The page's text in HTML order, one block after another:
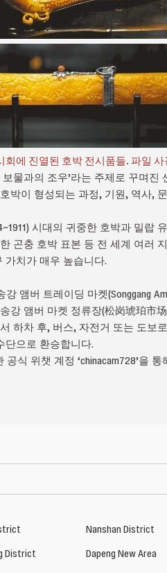
회에 진열된 호박 전시품들. 파일 사
물과의 조우’라는 주제로 꾸며진
박이 형성되는 과정, 기원, 역사,
시대의 귀중한 호박과 밀랍
곤충 호박 표본 등 전 세계 여러
가치가 매우 높습니다.
앰버 트레이딩 마켓(Songgang
강 앰버 마켓 정류장(松岗琥珀市
하차 후, 버스, 자전거 또는 도보
단으로 환승합니다.
식 위챗 계정 ‘chinacam728’을
Nanshan District
District Dapeng New Area